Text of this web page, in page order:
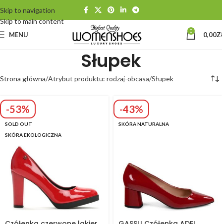
Skip to navigation
Skip to main content
MENU 0 0,00
Słupek
Strona główna Atrybut produktu: rodzaj-obcasa Słupek
-53%
SOLD OUT
SKÓRA EKOLOGICZNA
-43%
SKÓRA NATURALNA